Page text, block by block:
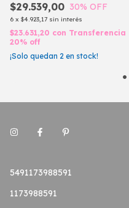
$29.539,00 30% OFF
6 x $4.923,17 sin interés
$23.631,20 con Transferencia
20% off
¡Solo quedan 2 en stock!
5491173988591
1173988591